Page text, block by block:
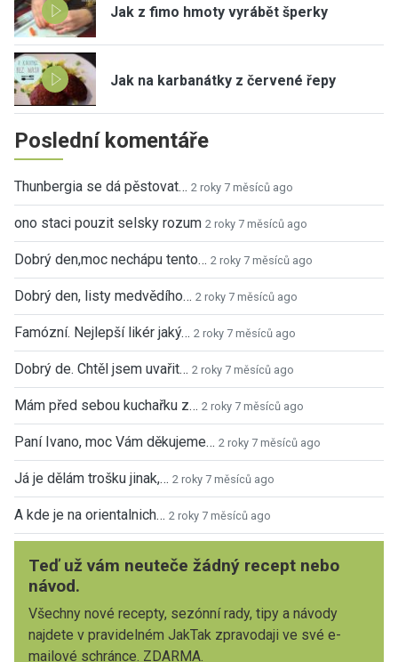
Jak z fimo hmoty vyrábět šperky
Jak na karbanátky z červené řepy
Poslední komentáře
Thunbergia se dá pěstovat… 2 roky 7 měsíců ago
ono staci pouzit selsky rozum 2 roky 7 měsíců ago
Dobrý den,moc nechápu tento… 2 roky 7 měsíců ago
Dobrý den, listy medvědího… 2 roky 7 měsíců ago
Famózní. Nejlepší likér jaký… 2 roky 7 měsíců ago
Dobrý de. Chtěl jsem uvařit… 2 roky 7 měsíců ago
Mám před sebou kuchařku z… 2 roky 7 měsíců ago
Paní Ivano, moc Vám děkujeme… 2 roky 7 měsíců ago
Já je dělám trošku jinak,… 2 roky 7 měsíců ago
A kde je na orientalnich… 2 roky 7 měsíců ago
Teď už vám neuteče žádný recept nebo
návod.
Všechny nové recepty, sezónní rady, tipy a návody
najdete v pravidelném JakTak zpravodaji ve své e-
mailové schránce. ZDARMA.